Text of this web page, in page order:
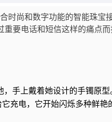
时尚和数字功能的智能珠宝
要电话和短信这样的痛点
手上戴着她设计的手镯原
充电，它开始闪烁多种鲜